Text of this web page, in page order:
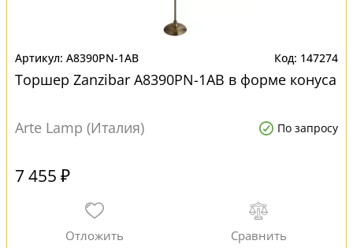
A8390PN-1AB 147274
Торшер Zanzibar A8390PN-1AB в форме конуса
Arte Lamp (Италия) По запросу
7 455 ₽